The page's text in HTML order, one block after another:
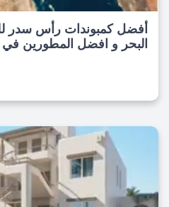
أفضل كمبوندات رأس سدر
البحر و افضل المطورين في